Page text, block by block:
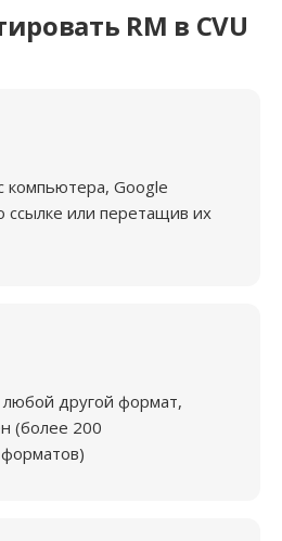
RM в CVU
Google
ссылке или перетащив их
другой формат,
(более 200